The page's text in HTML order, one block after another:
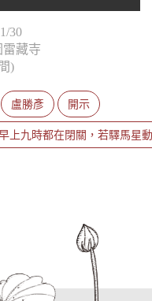
30
藏寺
)
盧勝彥 開示
上九時都在閉關，若驛馬星